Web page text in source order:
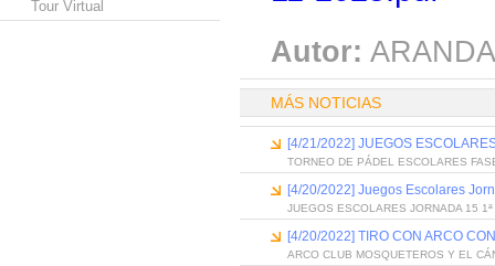
Tour Virtual
Autor:
MÁS NOTICIAS
[4/21/2022] JUEGOS
TORNEO DE PÁDEL ESCOLARES
[4/20/2022] Juegos Escolares
JUEGOS ESCOLARES JORNADA 15 1ª
[4/20/2022] TIRO CON ARCO
ARCO CLUB MOSQUETEROS Y EL